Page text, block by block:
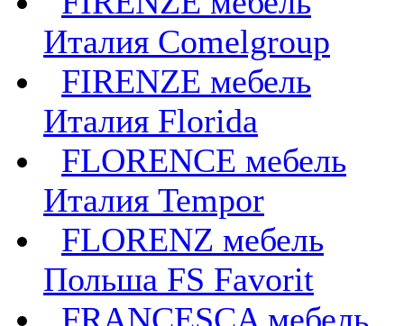
Италия Comelgroup
FIRENZE мебель
Италия Florida
FLORENCE мебель
Италия Tempor
FLORENZ мебель
Польша FS Favorit